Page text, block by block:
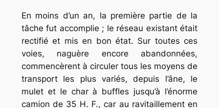
En moins d’un an, la première partie de la
tâche fut accomplie ; le réseau existant était
rectifié et mis en bon état. Sur toutes ces
voies, naguère encore abandonnées,
commencèrent à circuler tous les moyens de
transport les plus variés, depuis l’âne, le
mulet et le char à buffles jusqu’à l’énorme
camion de 35 H. F., car au ravitaillement en